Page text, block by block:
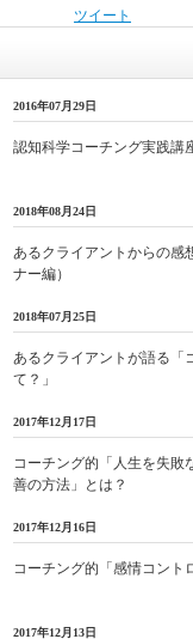
ツイート
2016年07月29日
認知科学コーチング実践講
2018年08月24日
あるクライアントからの感
ナー編）
2018年07月25日
あるクライアントが語る「
て？」
2017年12月17日
コーチング的「人生を失敗
善の方法」とは？
2017年12月16日
コーチング的「感情コント
2017年12月13日